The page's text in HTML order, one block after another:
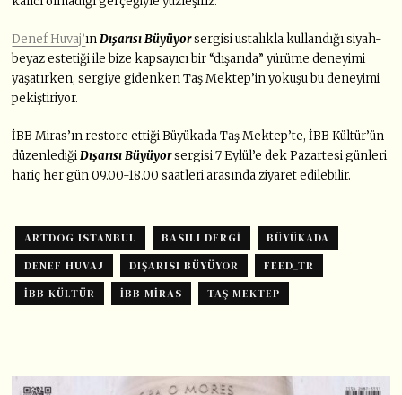
Denef Huvaj’ınDışarısı Büyüyorsergisi ustalıkla kullandığı siyah-
beyaz estetiği ile bize kapsayıcı bir “dışarıda” yürüme deneyimi
yaşatırken, sergiye gidenken Taş Mektep’in yokuşu bu deneyimi
pekiştiriyor.
İBB Miras’ın restore ettiği Büyükada Taş Mektep’te, İBB Kültür’ün
düzenlediğiDışarısı Büyüyorsergisi 7 Eylül’e dek Pazartesi günleri
hariç her gün 09.00-18.00 saatleri arasında ziyaret edilebilir.
ARTDOG ISTANBUL BASILI DERGI
BÜYÜKADA
DENEF HUVAJ
DIŞARISI BÜYÜYOR
FEED_TR
IBB KÜLTÜR
İBB MIRAS TAŞ MEKTEP